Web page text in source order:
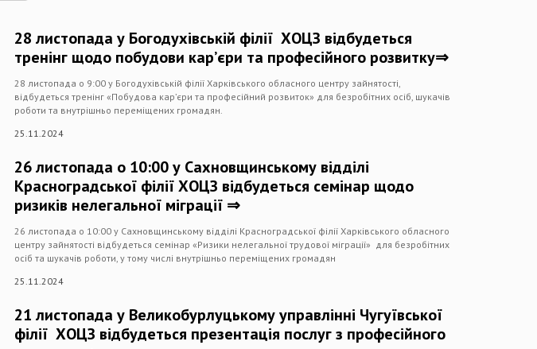
28 листопада у Богодухівській філії ХОЦЗ відбудеться
тренінг щодо побудови кар’єри та професійного розвитку⇒
28 листопада о 9:00 у Богодухівській філії Харківського обласного центру зайнятості,
відбудеться тренінг «Побудова кар’єри та професійний розвиток» для безробітних осіб, шукачів
роботи та внутрішньо переміщених громадян.
25.11.2024
26 листопада о 10:00 у Сахновщинському відділі
Красноградської філії ХОЦЗ відбудеться семінар щодо
ризиків нелегальної міграції ⇒
26 листопада о 10:00 у Сахновщинському відділі Красноградської філії Харківського обласного
центру зайнятості відбудеться семінар «Ризики нелегальної трудової міграції» для безробітних
осіб та шукачів роботи, у тому числі внутрішньо переміщених громадян
25.11.2024
21 листопада у Великобурлуцькому управлінні Чугуївської
філії ХОЦЗ відбудеться презентація послуг з професійного